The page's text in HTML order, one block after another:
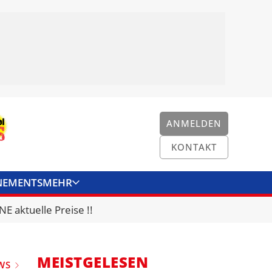
ANMELDEN
KONTAKT
MEHR
KONTAKT
aktuelle Preise !!
MEISTGELESEN